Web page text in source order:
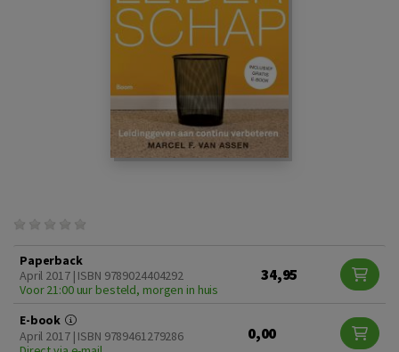
Paperback
April 2017 | ISBN 9789024404292
Voor 21:00 uur besteld, morgen in huis
34,95
E-book
April 2017 | ISBN 9789461279286
0,00